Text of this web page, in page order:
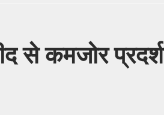
से कमजोर